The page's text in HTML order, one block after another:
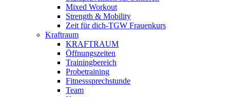
Mixed Workout
Strength & Mobility
Zeit für dich-TGW Frauenkurs
Kraftraum
KRAFTRAUM
Öffnungszeiten
Trainingbereich
Probetraining
Fitnesssprechstunde
Team